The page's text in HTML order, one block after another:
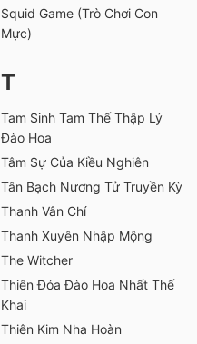
Squid Game (Trò Chơi Con
Mực)
T
Tam Sinh Tam Thế Thập Lý
Đào Hoa
Tâm Sự Của Kiều Nghiên
Tân Bạch Nương Tử Truyền Kỳ
Thanh Vân Chí
Thanh Xuyên Nhập Mộng
The Witcher
Thiên Đóa Đào Hoa Nhất Thế
Khai
Thiên Kim Nha Hoàn